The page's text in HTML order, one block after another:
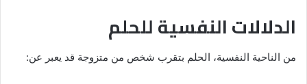
الدلالات النفسية للحلم
من الناحية النفسية، الحلم بتقرب شخص من متزوجة قد يعبر عن: